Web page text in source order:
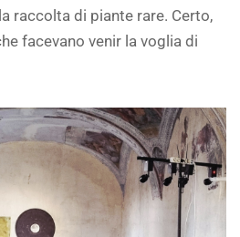
raccolta di piante rare. Certo,
facevano venir la voglia di